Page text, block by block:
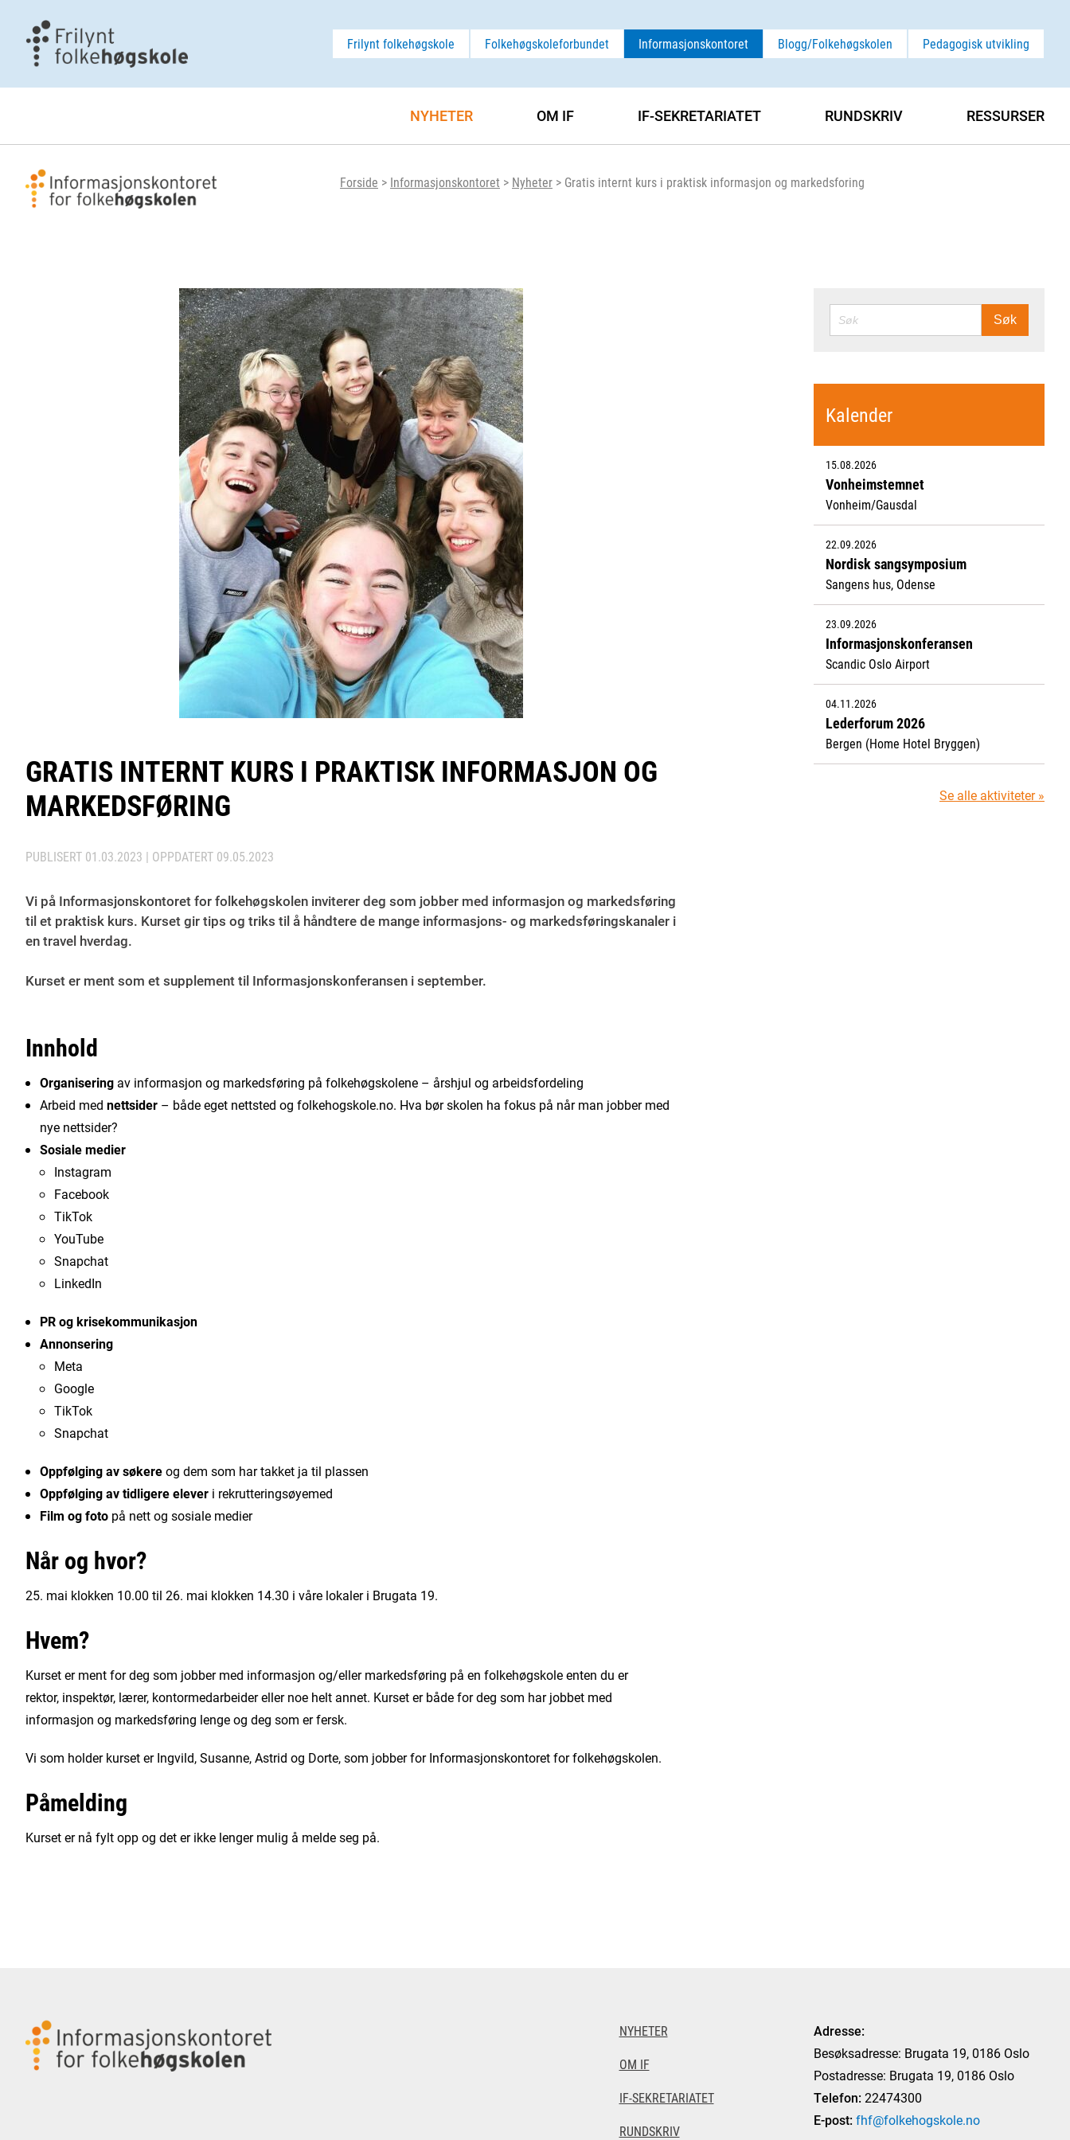
Frilynt folkehøgskole Folkehøgskoleforbundet Informasjonskontoret Blogg/Folkehøgskolen Pedagogisk utvikling
Forside > Informasjonskontoret > Nyheter > Gratis internt kurs i praktisk informasjon og markedsforing
NYHETER OM IF IF-SEKRETARIATET RUNDSKRIV RESSURSER
GRATIS INTERNT KURS I PRAKTISK INFORMASJON OG
MARKEDSFØRING
PUBLISERT 01.03.2023 | OPPDATERT 09.05.2023
Vi på Informasjonskontoret for folkehøgskolen inviterer deg som jobber med informasjon og markedsføring
til et praktisk kurs. Kurset gir tips og triks til å håndtere de mange informasjons- og markedsføringskanaler i
en travel hverdag.
Kurset er ment som et supplement til Informasjonskonferansen i september.
Innhold
Organisering av informasjon og markedsføring på folkehøgskolene – årshjul og arbeidsfordeling
Arbeid med nettsider – både eget nettsted og folkehogskole.no. Hva bør skolen ha fokus på når man jobber med
nye nettsider?
Sosiale medier
Instagram
Facebook
TikTok
YouTube
Snapchat
LinkedIn
PR og krisekommunikasjon
Annonsering
Meta
Google
TikTok
Snapchat
Oppfølging av søkereog dem som har takket ja til plassen
Oppfølgingav tidligere elever i rekrutteringsøyemed
Film og foto på nett og sosiale medier
Når og hvor?
25. mai klokken 10.00 til 26. mai klokken 14.30 i våre lokaler i Brugata 19.
Hvem?
Kurset er ment for deg som jobber med informasjon og/eller markedsføring på en folkehøgskole enten du er
rektor, inspektør, lærer, kontormedarbeider eller noe helt annet. Kurset er både for deg som har jobbet med
informasjon og markedsføring lenge og deg som er fersk.
Vi som holder kurset er Ingvild, Susanne, Astrid og Dorte, som jobber for Informasjonskontoret for folkehøgskolen.
Påmelding
Kurset er nå fylt opp og det er ikke lenger mulig å melde seg på.
SØK Søk
Kalender
15.08.2026
Vonheimstemnet
Vonheim/Gausdal
22.09.2026
Nordisk sangsymposium
Sangens hus, Odense
23.09.2026
Informasjonskonferansen
Scandic Oslo Airport
04.11.2026
Lederforum 2026
Bergen (Home Hotel Bryggen)
Se alle aktiviteter »
NYHETER
OM IF
IF-SEKRETARIATET
RUNDSKRIV
Adresse:
Besøksadresse: Brugata 19, 0186 Oslo
Postadresse: Brugata 19, 0186 Oslo
Telefon: 22474300
E-post: fhf@folkehogskole.no